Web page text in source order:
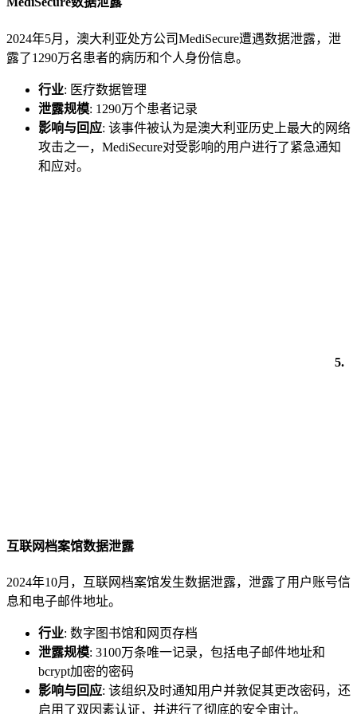
2024年5月，澳大利亚处方公司MediSecure遭遇数据泄露，泄
露了1290万名患者的病历和个人身份信息。
行业: 医疗数据管理
泄露规模: 1290万个患者记录
影响与回应: 该事件被认为是澳大利亚历史上最大的网络
攻击之一，MediSecure对受影响的用户进行了紧急通知
和应对。
5.
互联网档案馆数据泄露
2024年10月，互联网档案馆发生数据泄露，泄露了用户账号信
息和电子邮件地址。
行业: 数字图书馆和网页存档
泄露规模: 3100万条唯一记录，包括电子邮件地址和
bcrypt加密的密码
影响与回应: 该组织及时通知用户并敦促其更改密码，还
启用了双因素认证，并进行了彻底的安全审计。